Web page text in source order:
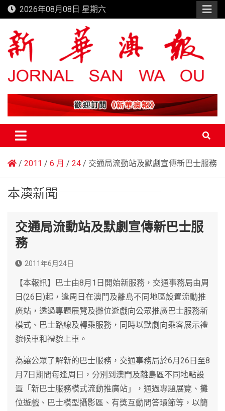
Skip
to
content
2026年08月08日 星期六
新華澳報
2011 6 月 24 交通局流動站及默劇宣傳新巴士服務
本澳新聞
交通局流動站及默劇宣傳新巴士服
務
2011年6月24日
【本報訊】巴士由8月1日開始新服務，交通事務局由周
日(26日)起，逢周日在澳門及離島不同地區設置流動推
廣站，透過專題展覽及攤位遊戲向公眾推廣巴士服務新
模式、巴士路線及轉乘服務，同時以默劇向乘客展示禮
貌候車和禮貌上車。
為讓公眾了解新的巴士服務，交通事務局於6月26日至8
月7日期間每逢周日，分別到澳門及離島區不同地點設
置「新巴士服務模式流動推廣站」，通過專題展覽、攤
位遊戲、巴士模型攝影區、有獎互動問答環節等，以簡